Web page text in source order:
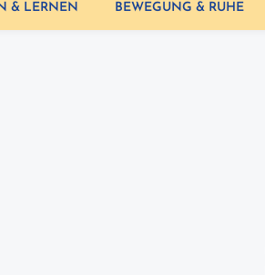
& LERNEN BEWEGUNG & RUHE